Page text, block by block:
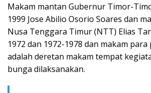
Makam mantan Gubernur Timor-
1999 Jose Abilio Osorio Soares dan
Nusa Tenggara Timur (NTT) Elias
1972 dan 1972-1978 dan makam
adalah deretan makam tempat
bunga dilaksanakan.